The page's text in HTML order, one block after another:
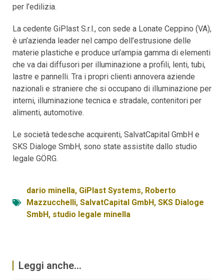
per l’edilizia.
La cedente GiPlast S.r.l., con sede a Lonate Ceppino (VA),
è un’azienda leader nel campo dell’estrusione delle
materie plastiche e produce un’ampia gamma di elementi
che va dai diffusori per illuminazione a profili, lenti, tubi,
lastre e pannelli. Tra i propri clienti annovera aziende
nazionali e straniere che si occupano di illuminazione per
interni, illuminazione tecnica e stradale, contenitori per
alimenti, automotive.
Le società tedesche acquirenti, SalvatCapital GmbH e
SKS Dialoge SmbH, sono state assistite dallo studio
legale GÖRG.
dario minella, GiPlast Systems, Roberto
Mazzucchelli, SalvatCapital GmbH, SKS Dialoge
SmbH, studio legale minella
Leggi anche...